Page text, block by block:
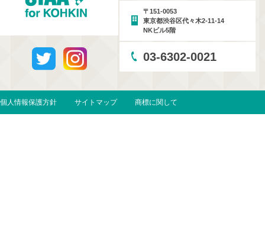
〒151-0053
東京都渋谷区代々木2-11-14
NKビル5階
03-6302-0021
個人情報保護方針 サイトマップ 商標に関して